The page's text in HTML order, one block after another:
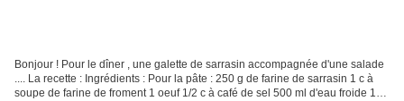
Bonjour ! Pour le dîner , une galette de sarrasin accompagnée d'une salade
.... La recette : Ingrédients : Pour la pâte : 250 g de farine de sarrasin 1 c à
soupe de farine de froment 1 oeuf 1/2 c à café de sel 500 ml d'eau froide 125